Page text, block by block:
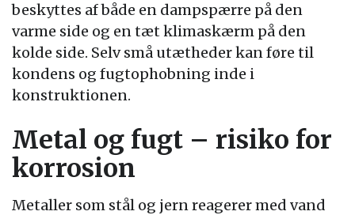
beskyttes af både en dampspærre på den
varme side og en tæt klimaskærm på den
kolde side. Selv små utætheder kan føre til
kondens og fugtophobning inde i
konstruktionen.
Metal og fugt – risiko for
korrosion
Metaller som stål og jern reagerer med vand